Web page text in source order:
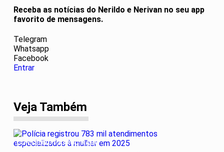
Receba as notícias do Nerildo e Nerivan no seu app
favorito de mensagens.
Telegram
Whatsapp
Facebook
Entrar
Veja Também
CONTEÚDO PATROCINADO